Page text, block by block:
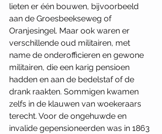
lieten er één bouwen, bijvoorbeeld
aan de Groesbeekseweg of
Oranjesingel. Maar ook waren er
verschillende oud militairen, met
name de onderofficieren en gewone
militairen, die een karig pensioen
hadden en aan de bedelstaf of de
drank raakten. Sommigen kwamen
zelfs in de klauwen van woekeraars
terecht. Voor de ongehuwde en
invalide gepensioneerden was in 1863